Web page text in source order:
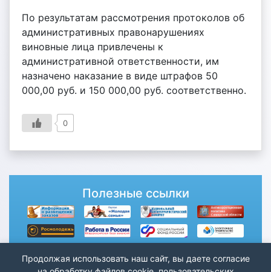
По результатам рассмотрения протоколов об
административных правонарушениях
виновные лица привлечены к
административной ответственности, им
назначено наказание в виде штрафов 50
000,00 руб. и 150 000,00 руб. соответственно.
0
Полезные ссылки
Продолжая использовать наш сайт, вы даете согласие